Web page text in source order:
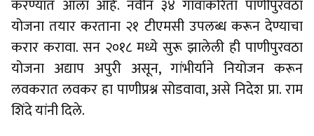
करण्यात आला आहे. नवीन ३४ गावांकरिता पाणीपुरवठा
योजना तयार करताना २१ टीएमसी उपलब्ध करून देण्याचा
करार करावा. सन २०१८ मध्ये सुरू झालेली ही पाणीपुरवठा
योजना अद्याप अपुरी असून, गांभीर्याने नियोजन करून
लवकरात लवकर हा पाणीप्रश्न सोडवावा, असे निदेश प्रा. राम
शिंदे यांनी दिले.